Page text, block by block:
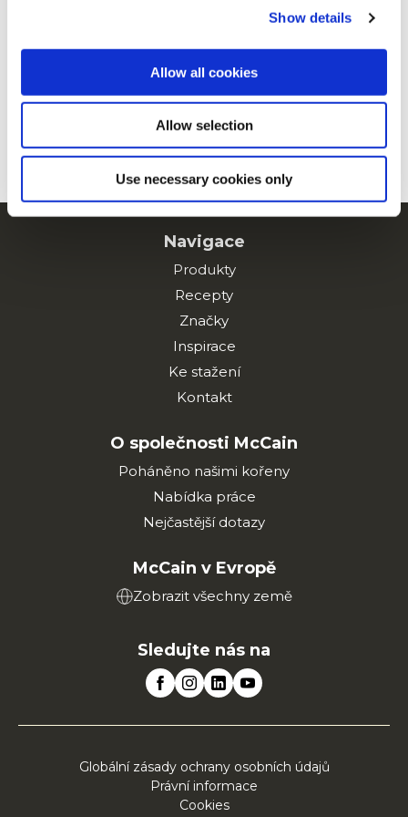
Show details
Allow all cookies
Allow selection
Use necessary cookies only
Roast Sliced Chicken
Navigace
Produkty
Recepty
Značky
Inspirace
Ke stažení
Kontakt
O společnosti McCain
Poháněno našimi kořeny
Nabídka práce
Nejčastější dotazy
McCain v Evropě
Zobrazit všechny země
Sledujte nás na
Globální zásady ochrany osobních údajů
Právní informace
Cookies